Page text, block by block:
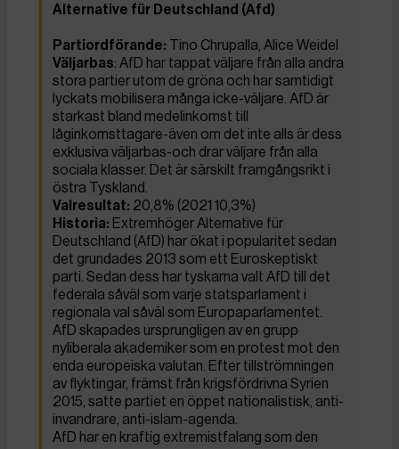
Alternative für Deutschland (Afd)
Partiordförande: Tino Chrupalla, Alice Weidel
Väljarbas: AfD har tappat väljare från alla andra
stora partier utom de gröna och har samtidigt
lyckats mobilisera många icke-väljare. AfD är
starkast bland medelinkomst till
låginkomsttagare-även om det inte alls är dess
exklusiva väljarbas-och drar väljare från alla
sociala klasser. Det är särskilt framgångsrikt i
östra Tyskland.
Valresultat: 20,8% (2021 10,3%)
Historia: Extremhöger Alternative für
Deutschland (AfD) har ökat i popularitet sedan
det grundades 2013 som ett Euroskeptiskt
parti. Sedan dess har tyskarna valt AfD till det
federala såväl som varje statsparlament i
regionala val såväl som Europaparlamentet.
AfD skapades ursprungligen av en grupp
nyliberala akademiker som en protest mot den
enda europeiska valutan. Efter tillströmningen
av flyktingar, främst från krigsfördrivna Syrien
2015, satte partiet en öppet nationalistisk, anti-
invandrare, anti-islam-agenda.
AfD har en kraftig extremistfalang som den